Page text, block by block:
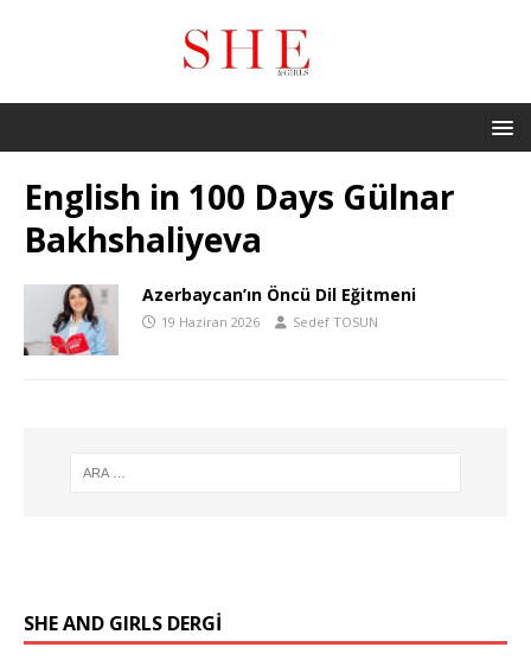
English in 100 Days Gülnar
Bakhshaliyeva
Azerbaycan’ın Öncü Dil Eğitmeni
19 Haziran 2026 Sedef TOSUN
SHE AND GIRLS DERGİ